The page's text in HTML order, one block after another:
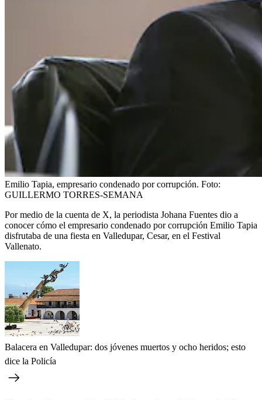
Emilio Tapia, empresario condenado por corrupción. Foto:
GUILLERMO TORRES-SEMANA
Por medio de la cuenta de X, la periodista Johana Fuentes dio a
conocer cómo el empresario condenado por corrupción Emilio Tapia
disfrutaba de una fiesta en Valledupar, Cesar, en el Festival
Vallenato.
Balacera en Valledupar: dos jóvenes muertos y ocho heridos; esto
dice la Policía